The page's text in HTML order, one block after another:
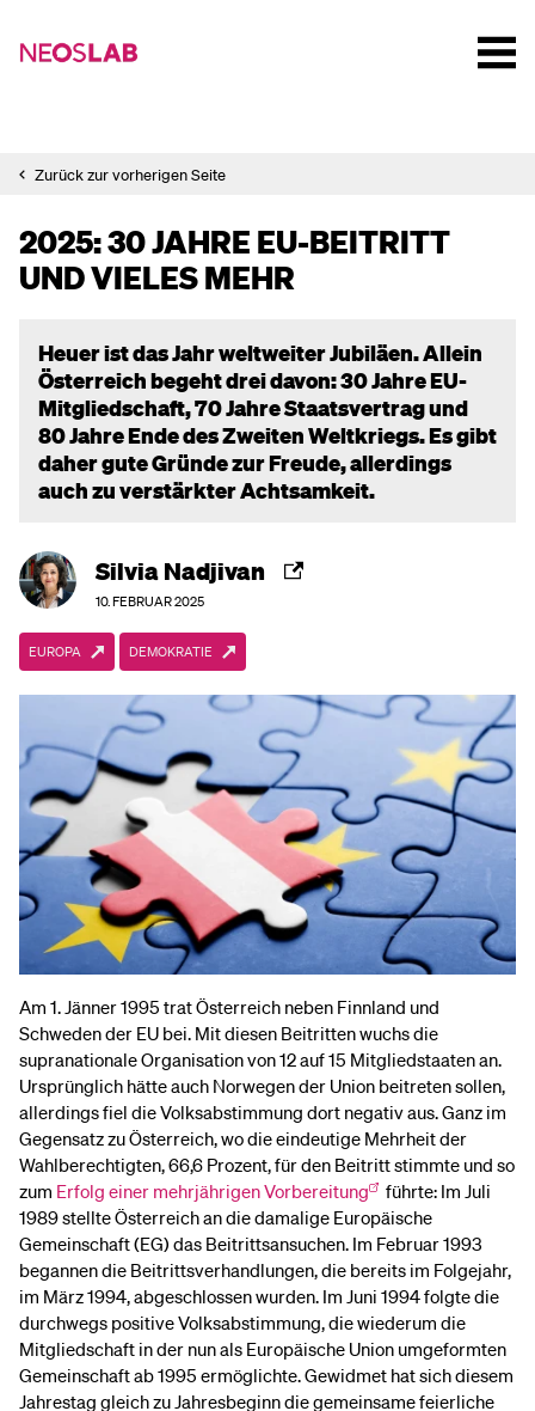
Zurück zur vorherigen Seite
2025: 30 JAHRE EU-BEITRITT
UND VIELES MEHR
Heuer ist das Jahr weltweiter Jubiläen. Allein
Österreich begeht drei davon: 30 Jahre EU-
Mitgliedschaft, 70 Jahre Staatsvertrag und
80 Jahre Ende des Zweiten Weltkriegs. Es gibt
daher gute Gründe zur Freude, allerdings
auch zu verstärkter Achtsamkeit.
Silvia Nadjivan
10. FEBRUAR 2025
EUROPA DEMOKRATIE
Am 1. Jänner 1995 trat Österreich neben Finnland und
Schweden der EU bei. Mit diesen Beitritten wuchs die
supranationale Organisation von 12 auf 15 Mitgliedstaaten an.
Ursprünglich hätte auch Norwegen der Union beitreten sollen,
allerdings fiel die Volksabstimmung dort negativ aus. Ganz im
Gegensatz zu Österreich, wo die eindeutige Mehrheit der
Wahlberechtigten, 66,6 Prozent, für den Beitritt stimmte und so
zum Erfolg einer mehrjährigen Vorbereitung
führte: Im Juli
1989 stellte Österreich an die damalige Europäische
Gemeinschaft (EG) das Beitrittsansuchen. Im Februar 1993
begannen die Beitrittsverhandlungen, die bereits im Folgejahr,
im März 1994, abgeschlossen wurden. Im Juni 1994 folgte die
durchwegs positive Volksabstimmung, die wiederum die
Mitgliedschaft in der nun als Europäische Union umgeformten
Gemeinschaft ab 1995 ermöglichte. Gewidmet hat sich diesem
Jahrestag gleich zu Jahresbeginn die gemeinsame feierliche